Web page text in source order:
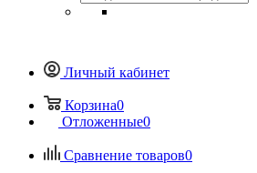
Личный кабинет
Корзина0
Отложенные0
Сравнение товаров0